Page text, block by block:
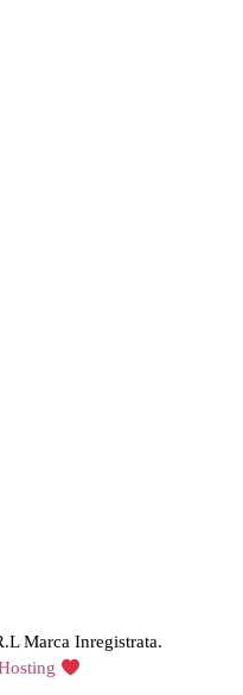
Marca Inregistrata.